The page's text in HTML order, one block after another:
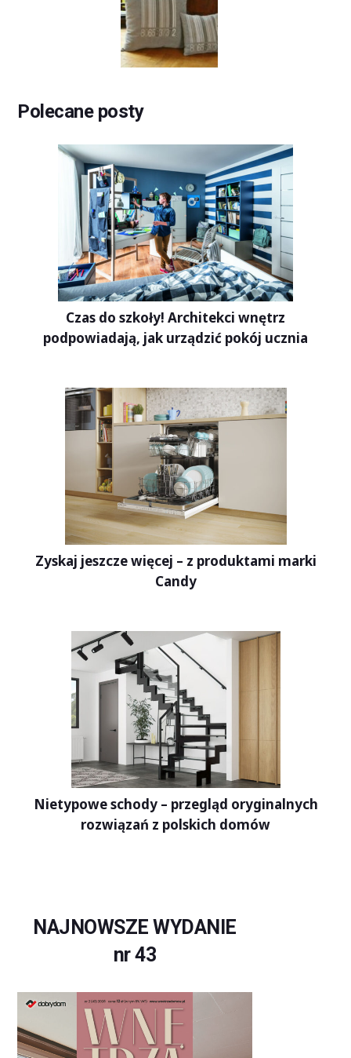
Polecane posty
Czas do szkoły! Architekci wnętrz
podpowiadają, jak urządzić pokój ucznia
Zyskaj jeszcze więcej – z produktami marki
Candy
Nietypowe schody – przegląd oryginalnych
rozwiązań z polskich domów
NAJNOWSZE WYDANIE
nr 43